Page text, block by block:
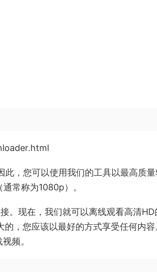
，您可以使用我们的工具以最高质
常称为1080p）。
。现在，我们就可以离线观看高清HD
，您应该以最好的方式享受任何内容
频。